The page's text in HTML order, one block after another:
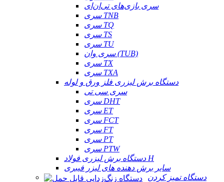
سری بازی‌های تی‌ان‌ای
سری TNB
سری TQ
سری TS
سری TU
سری وان (TUB)
سری TX
سری TXA
دستگاه برش لیزری فلز ورق و لوله
سری سی تی
سری DHT
سری ET
سری FCT
سری FT
سری PT
سری PTW
دستگاه برش لیزری فولاد H
سایر برش دهنده های لیزر فیبری
دستگاه تمیز کردن